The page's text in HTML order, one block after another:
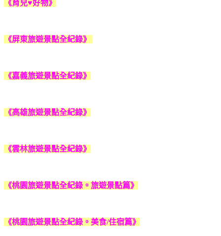
《育兒♥好物》
《屏東旅遊景點全紀錄》
《嘉義旅遊景點全紀錄》
《高雄旅遊景點全紀錄》
《雲林旅遊景點全紀錄》
《桃園旅遊景點全紀錄。旅遊景點篇》
《桃園旅遊景點全紀錄。美食/住宿篇》